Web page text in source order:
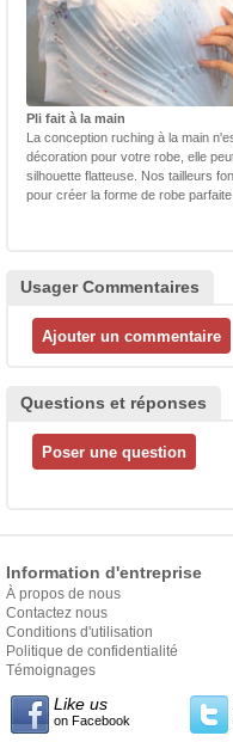
Pli fait à la main
La conception ruching à la main
décoration pour votre robe, elle
silhouette flatteuse. Nos tailleurs
pour créer la forme de robe
Usager Commentaires
Questions et réponses
Information d'entreprise
À propos de nous
Contactez nous
Conditions d'utilisation
Politique de confidentialité
Témoignages
Like us
on Facebook